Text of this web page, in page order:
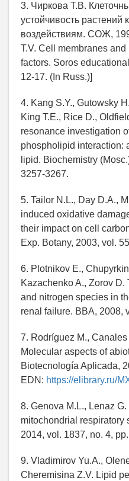
3. Чиркова Т.В.
устойчивость растений
воздействиям. СОЖ,
T.V. Cell membranes
factors. Soros
12-17. (In Russ.)]
4. Kang S.Y., Gutowsky
King T.E., Rice D.,
resonance investigation
phospholipid interaction:
lipid. Biochemistry
3257-3267.
5. Tailor N.L., Day D.A.,
induced oxidative
their impact on cell
Exp. Botany, 2003, vol.
6. Plotnikov E.,
Kazachenko A., Zorov
and nitrogen species in
renal failure. BBA, 2008,
7. Rodríguez M.,
Molecular aspects of
Biotecnología Aplicada,
EDN: https://elibrary.ru/
8. Genova M.L., Lenaz
mitochondrial respiratory
2014, vol. 1837, no. 4,
9. Vladimirov Yu.A.,
Cheremisina Z.V. Lipid